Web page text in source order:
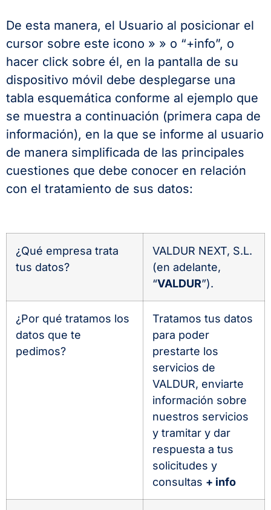
De esta manera, el Usuario al posicionar el
cursor sobre este icono » » o “+info”, o
hacer click sobre él, en la pantalla de su
dispositivo móvil debe desplegarse una
tabla esquemática conforme al ejemplo que
se muestra a continuación (primera capa de
información), en la que se informe al usuario
de manera simplificada de las principales
cuestiones que debe conocer en relación
con el tratamiento de sus datos:
¿Qué empresa trata
tus datos?
VALDUR NEXT, S.L.
(en adelante,
“VALDUR”).
¿Por qué tratamos los
datos que te
pedimos?
Tratamos tus datos
para poder
prestarte los
servicios de
VALDUR, enviarte
información sobre
nuestros servicios
y tramitar y dar
respuesta a tus
solicitudes y
consultas + info